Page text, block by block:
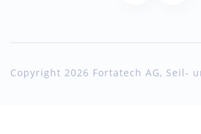
Copyright 2026 Fortatech AG, Seil-